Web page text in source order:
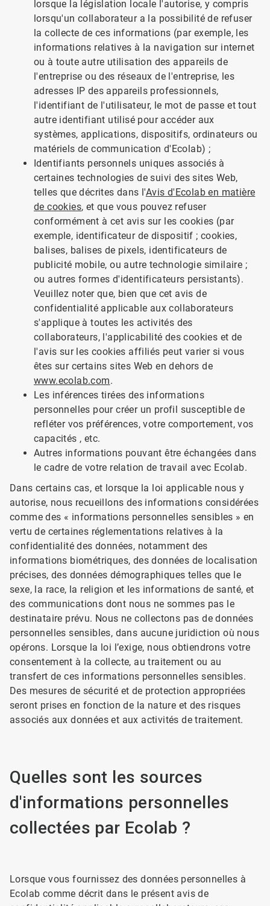
lorsque la législation locale l'autorise, y compris
lorsqu'un collaborateur a la possibilité de refuser
la collecte de ces informations (par exemple, les
informations relatives à la navigation sur internet
ou à toute autre utilisation des appareils de
l'entreprise ou des réseaux de l'entreprise, les
adresses IP des appareils professionnels,
l'identifiant de l'utilisateur, le mot de passe et tout
autre identifiant utilisé pour accéder aux
systèmes, applications, dispositifs, ordinateurs ou
matériels de communication d'Ecolab) ;
Identifiants personnels uniques associés à
certaines technologies de suivi des sites Web,
telles que décrites dans l'Avis d'Ecolab en matière
de cookies, et que vous pouvez refuser
conformément à cet avis sur les cookies (par
exemple, identificateur de dispositif ; cookies,
balises, balises de pixels, identificateurs de
publicité mobile, ou autre technologie similaire ;
ou autres formes d'identificateurs persistants).
Veuillez noter que, bien que cet avis de
confidentialité applicable aux collaborateurs
s'applique à toutes les activités des
collaborateurs, l'applicabilité des cookies et de
l'avis sur les cookies affiliés peut varier si vous
êtes sur certains sites Web en dehors de
www.ecolab.com.
Les inférences tirées des informations
personnelles pour créer un profil susceptible de
refléter vos préférences, votre comportement, vos
capacités , etc.
Autres informations pouvant être échangées dans
le cadre de votre relation de travail avec Ecolab.
Dans certains cas, et lorsque la loi applicable nous y
autorise, nous recueillons des informations considérées
comme des « informations personnelles sensibles » en
vertu de certaines réglementations relatives à la
confidentialité des données, notamment des
informations biométriques, des données de localisation
précises, des données démographiques telles que le
sexe, la race, la religion et les informations de santé, et
des communications dont nous ne sommes pas le
destinataire prévu. Nous ne collectons pas de données
personnelles sensibles, dans aucune juridiction où nous
opérons. Lorsque la loi l’exige, nous obtiendrons votre
consentement à la collecte, au traitement ou au
transfert de ces informations personnelles sensibles.
Des mesures de sécurité et de protection appropriées
seront prises en fonction de la nature et des risques
associés aux données et aux activités de traitement.
Quelles sont les sources
d'informations personnelles
collectées par Ecolab ?
Lorsque vous fournissez des données personnelles à
Ecolab comme décrit dans le présent avis de